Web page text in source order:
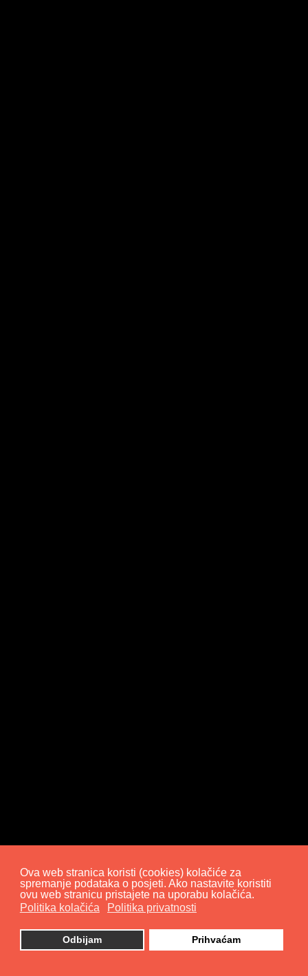
Ova web stranica koristi (cookies) kolačiće za
spremanje podataka o posjeti. Ako nastavite koristiti
ovu web stranicu pristajete na uporabu kolačića.
Politika kolačića
Politika privatnosti
Odbijam Prihvaćam